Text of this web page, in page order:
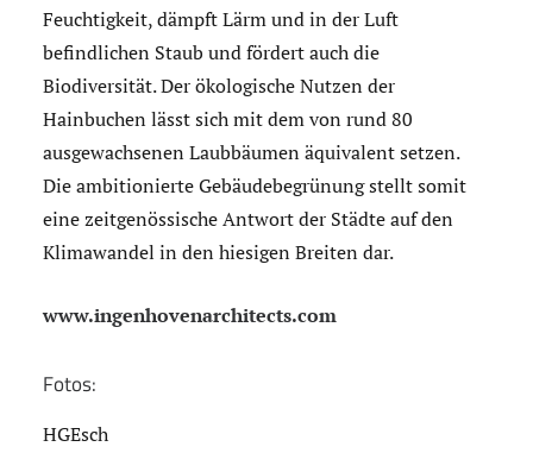
Feuchtigkeit, dämpft Lärm und in der Luft
befindlichen Staub und fördert auch die
Biodiversität. Der ökologische Nutzen der
Hainbuchen lässt sich mit dem von rund 80
ausgewachsenen Laubbäumen äquivalent setzen.
Die ambitionierte Gebäudebegrünung stellt somit
eine zeitgenössische Antwort der Städte auf den
Klimawandel in den hiesigen Breiten dar.
www.ingenhovenarchitects.com
Fotos:
HGEsch